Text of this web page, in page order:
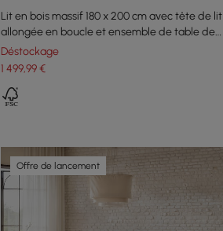
Lit en bois massif 180 x 200 cm avec tête de lit
allongée en boucle et ensemble de table de
chevet intelligente flottante
Déstockage
1 499,99€
Offre de lancement